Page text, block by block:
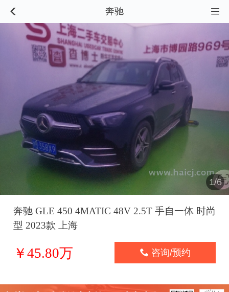
 奔驰 
1/6
奔驰 GLE 450 4MATIC 48V 2.5T 手自一体 时尚
型 2023款 上海
￥45.80万  咨询/预约